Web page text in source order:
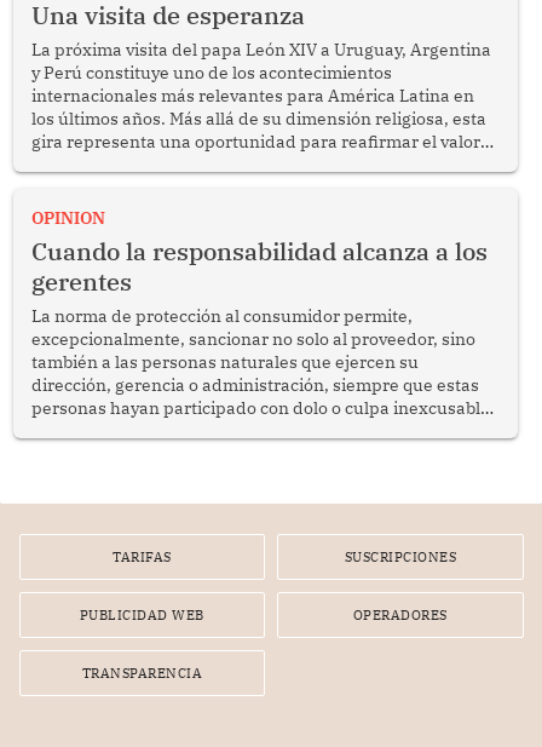
Una visita de esperanza
La próxima visita del papa León XIV a Uruguay, Argentina
y Perú constituye uno de los acontecimientos
internacionales más relevantes para América Latina en
los últimos años. Más allá de su dimensión religiosa, esta
gira representa una oportunidad para reafirmar el valor
enfrenta desafíos en materia de desarrollo, cohesión
OPINION
Cuando la responsabilidad alcanza a los
gerentes
La norma de protección al consumidor permite,
excepcionalmente, sancionar no solo al proveedor, sino
también a las personas naturales que ejercen su
dirección, gerencia o administración, siempre que estas
personas hayan participado con dolo o culpa inexcusable
por la frustrada realización de un meet and greet con
TARIFAS SUSCRIPCIONES
PUBLICIDAD WEB OPERADORES
TRANSPARENCIA